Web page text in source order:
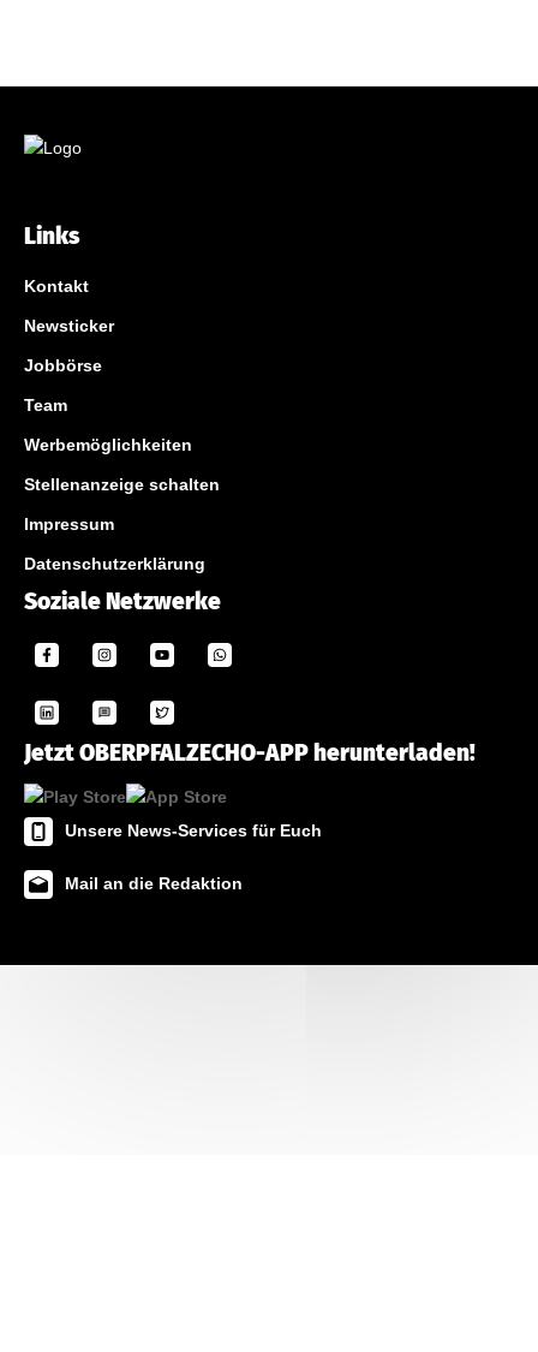
Links
Kontakt
Newsticker
Jobbörse
Team
Werbemöglichkeiten
Stellenanzeige schalten
Impressum
Datenschutzerklärung
Soziale Netzwerke
Jetzt OBERPFALZECHO-APP herunterladen!
Unsere News-Services für Euch
Mail an die Redaktion